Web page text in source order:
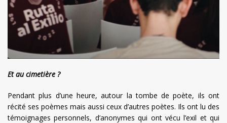
Et au cimetière ?
Pendant plus d’une heure, autour la tombe de poète, ils ont
récité ses poèmes mais aussi ceux d’autres poètes. Ils ont lu des
témoignages personnels, d’anonymes qui ont vécu l’exil et qui